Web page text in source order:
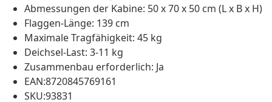
Abmessungen der Kabine: 50 x 70 x 50 cm (L x B x H)
Flaggen-Länge: 139 cm
Maximale Tragfähigkeit: 45 kg
Deichsel-Last: 3-11 kg
Zusammenbau erforderlich: Ja
EAN:8720845769161
SKU:93831